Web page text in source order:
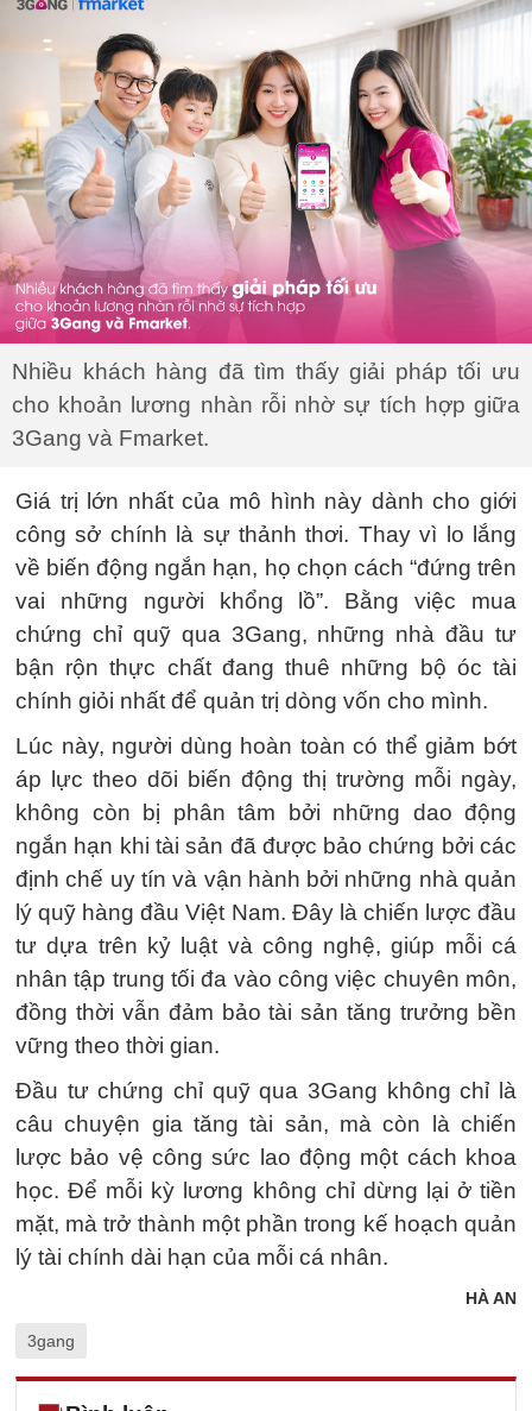
Nhiều khách hàng đã tìm thấy giải pháp tối ưu
cho khoản lương nhàn rỗi nhờ sự tích hợp giữa
3Gang và Fmarket.
Giá trị lớn nhất của mô hình này dành cho giới
công sở chính là sự thảnh thơi. Thay vì lo lắng
về biến động ngắn hạn, họ chọn cách “đứng trên
vai những người khổng lồ”. Bằng việc mua
chứng chỉ quỹ qua 3Gang, những nhà đầu tư
bận rộn thực chất đang thuê những bộ óc tài
chính giỏi nhất để quản trị dòng vốn cho mình.
Lúc này, người dùng hoàn toàn có thể giảm bớt
áp lực theo dõi biến động thị trường mỗi ngày,
không còn bị phân tâm bởi những dao động
ngắn hạn khi tài sản đã được bảo chứng bởi các
định chế uy tín và vận hành bởi những nhà quản
lý quỹ hàng đầu Việt Nam. Đây là chiến lược đầu
tư dựa trên kỷ luật và công nghệ, giúp mỗi cá
nhân tập trung tối đa vào công việc chuyên môn,
đồng thời vẫn đảm bảo tài sản tăng trưởng bền
vững theo thời gian.
Đầu tư chứng chỉ quỹ qua 3Gang không chỉ là
câu chuyện gia tăng tài sản, mà còn là chiến
lược bảo vệ công sức lao động một cách khoa
học. Để mỗi kỳ lương không chỉ dừng lại ở tiền
mặt, mà trở thành một phần trong kế hoạch quản
lý tài chính dài hạn của mỗi cá nhân.
HÀ AN
3gang